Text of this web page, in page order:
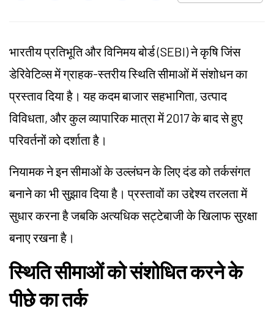
भारतीय प्रतिभूति और विनिमय बोर्ड (SEBI) ने कृषि जिंस
डेरिवेटिव्स में ग्राहक-स्तरीय स्थिति सीमाओं में संशोधन का
प्रस्ताव दिया है। यह कदम बाजार सहभागिता, उत्पाद
विविधता, और कुल व्यापारिक मात्रा में 2017 के बाद से हुए
परिवर्तनों को दर्शाता है।
नियामक ने इन सीमाओं के उल्लंघन के लिए दंड को तर्कसंगत
बनाने का भी सुझाव दिया है। प्रस्तावों का उद्देश्य तरलता में
सुधार करना है जबकि अत्यधिक सट्टेबाजी के खिलाफ सुरक्षा
बनाए रखना है।
स्थिति सीमाओं को संशोधित करने के
पीछे का तर्क